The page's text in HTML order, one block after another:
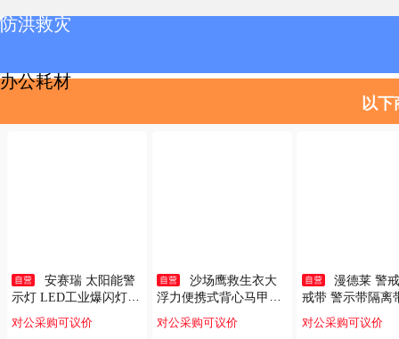
防洪救灾
办公耗材
科研教学
以
安赛瑞 太阳能警
示灯 LED工业爆闪灯汽
货车夜间闪光灯 强磁常
亮款 8K00014
对公采购可议价
沙场鹰救生衣大
浮力便携式背心马甲游
泳衣钓鱼应急防汛车载
专业海钓通用型均码200
对公采购可议价
漫德莱 警
戒带 警示带隔离
施工红白款注意
米/卷PP新料
对公采购可议价